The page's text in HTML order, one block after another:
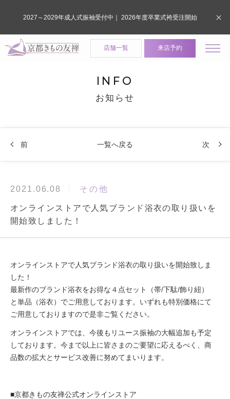
店舗一覧 来店予約
INFO
お知らせ
前 一覧へ戻る 次
2021.06.08 その他
オンラインストアで人気ブランド浴衣の取り扱いを
開始致しました！
オンラインストアで人気ブランド浴衣の取り扱いを開始致しま
した！
最新作のブランド浴衣をお得な４点セット（帯/下駄/飾り紐）
と単品（浴衣）でご用意しております。いずれも特別価格にて
ご用意しておりますので是非ご覧ください。
オンラインストアでは、今後もリユース振袖の大幅追加も予定
しております。今まで以上に皆さまのご要望に応えるべく、商
品数の拡大とサービス改善に努めてまいります。
■京都きもの友禅公式オンラインストア
2027～2029年成人式振袖受付中｜ 2026年度卒業式袴受注開始